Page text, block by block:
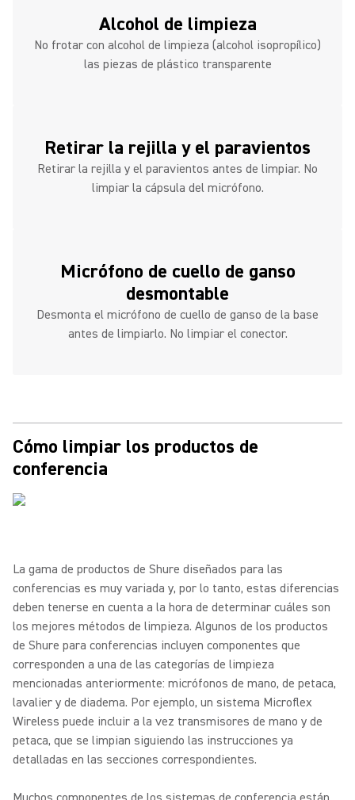
Alcohol de limpieza
No frotar con alcohol de limpieza (alcohol isopropílico)
las piezas de plástico transparente
Retirar la rejilla y el paravientos
Retirar la rejilla y el paravientos antes de limpiar. No
limpiar la cápsula del micrófono.
Micrófono de cuello de ganso
desmontable
Desmonta el micrófono de cuello de ganso de la base
antes de limpiarlo. No limpiar el conector.
Cómo limpiar los productos de
conferencia
La gama de productos de Shure diseñados para las
conferencias es muy variada y, por lo tanto, estas diferencias
deben tenerse en cuenta a la hora de determinar cuáles son
los mejores métodos de limpieza. Algunos de los productos
de Shure para conferencias incluyen componentes que
corresponden a una de las categorías de limpieza
mencionadas anteriormente: micrófonos de mano, de petaca,
lavalier y de diadema. Por ejemplo, un sistema Microflex
Wireless puede incluir a la vez transmisores de mano y de
petaca, que se limpian siguiendo las instrucciones ya
detalladas en las secciones correspondientes.